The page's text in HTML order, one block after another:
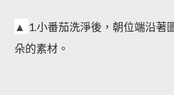
▲ 1.小番茄洗淨後，朝位端沿著
朵的素材。